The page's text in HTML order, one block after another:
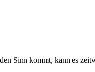
Sinn kommt, kann es